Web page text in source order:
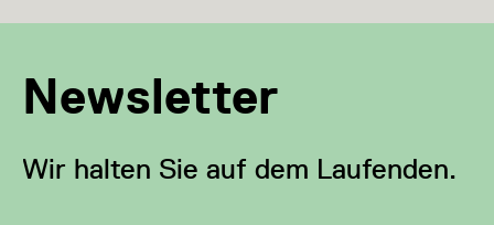
Newsletter
Wir halten Sie auf dem Laufenden.